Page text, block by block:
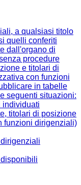
a qualsiasi titolo
quelli conferiti
dall'organo di
procedure
e titolari di
con funzioni
in tabelle
seguenti situazioni:
individuati
titolari di posizione
funzioni dirigenziali)